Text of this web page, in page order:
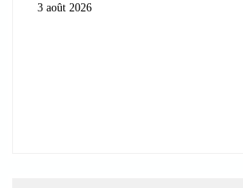
3 août 2026